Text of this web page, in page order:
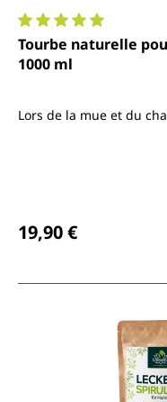
Note moyenne de 5
Tourbe naturelle
1000 ml
Lors de la mue et du
19,90 €